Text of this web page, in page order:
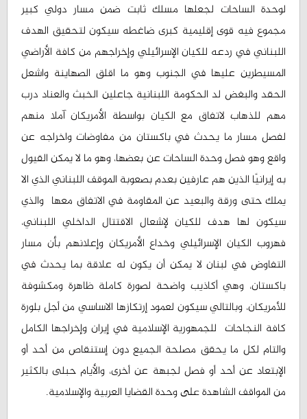
لوحدة الساحات لجعلها مسلك ثابت ضمن مسار دولي كبير
مجموع فيه قوى إقليمية كبرى ضاغطه سيكون لتحقيق الهدف
اللبناني في ردعه للكيان الإسرائيلي وإخراجهم من كافة الأراضي
المسيطرين عليها في الجنوب وهو ما اقلق الصهاينة واشعل
الحقد والبغض لد الحكومة اللبنانية جاعلين الخبث والعناد درب
مهم للذهاب لاتفاق مع الكيان بواسطة الأمريكان آملا منهم
لفصل مسار ما يحدث في باكستان من مفاوضات واخراجه عن
واقع وهو فصل وحدة الساحات عن بعضها، وهو ما لا يمكن القيول
به إيرانيًا الذين هم عارفين بعدم بصعوبة الموقف اللبناني الذي الا
يملك حتى ورقة والبعيد عن المقاومة في الاتفاق معها والذي
سيكون لها هدف للكيان لإشعال الاقتتال الداخلي اللبناني،
فهروب الكيان الإسرائيلي وخداع الأمريكان وإعلانهم بأن مسار
التفاوض في لبنان لا يمكن أن يكون له علاقة بما يحدث في
باكستان، وهي أكاذيب واضحة لصورة كاملة ظاهرة ومكشوفة
للأمريكان، وبالتالي سيكون لعمود إرتكازها الاساسي من أجل بلورة
كافة النجاحات للجمهورية الإسلامية في إيران وإخراجها الكامل
والتام لكل ما يحقق مصلحة الجميع دون إستنقاص من أحد أو
الإبتعاد عن أحد أو فصل لجبهة عن أخرى، والأيام حبلى بالكثير
من المواقف الشاهدة على وحدة القضايا العربية والإسلامية.